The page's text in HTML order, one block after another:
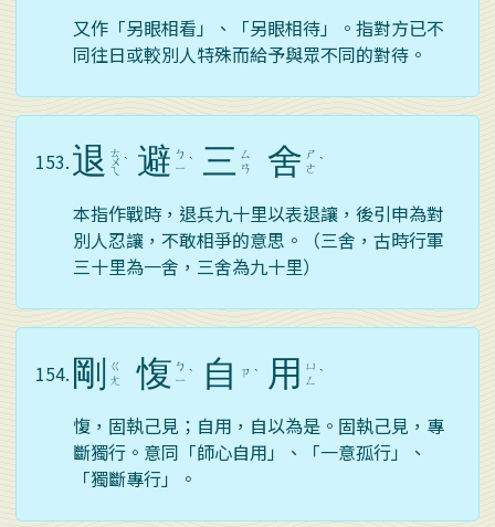
又作「另眼相看」、「另眼相待」。指對方已不
同往日或較別人特殊而給予與眾不同的對待。
153.退 ㄊ
ㄨ
ㄟ
ˋ 避 ㄅ
ㄧ ˋ 三 ㄙ
ㄢ
舍 ㄕ
ㄜ ˋ
本指作戰時，退兵九十里以表退讓，後引申為對
別人忍讓，不敢相爭的意思。（三舍，古時行軍
三十里為一舍，三舍為九十里）
154. 剛
ㄍ
ㄤ
愎 ㄅ
ㄧ ˋ 自 ㄗ ˋ 用
ㄩ
ㄥ ˋ
愎，固執己見；自用，自以為是。固執己見，專
斷獨行。意同「師心自用」、「一意孤行」、
「獨斷專行」。